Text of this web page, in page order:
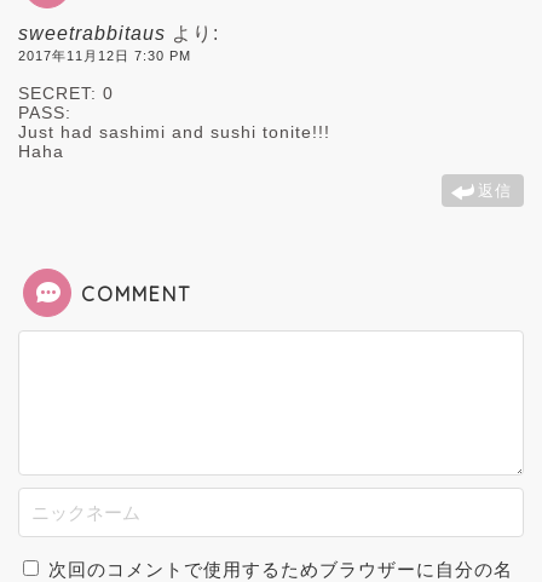
sweetrabbitaus より:
2017年11月12日 7:30 PM
SECRET: 0
PASS:
Just had sashimi and sushi tonite!!!
Haha
返信
COMMENT
次回のコメントで使用するためブラウザーに自分の名